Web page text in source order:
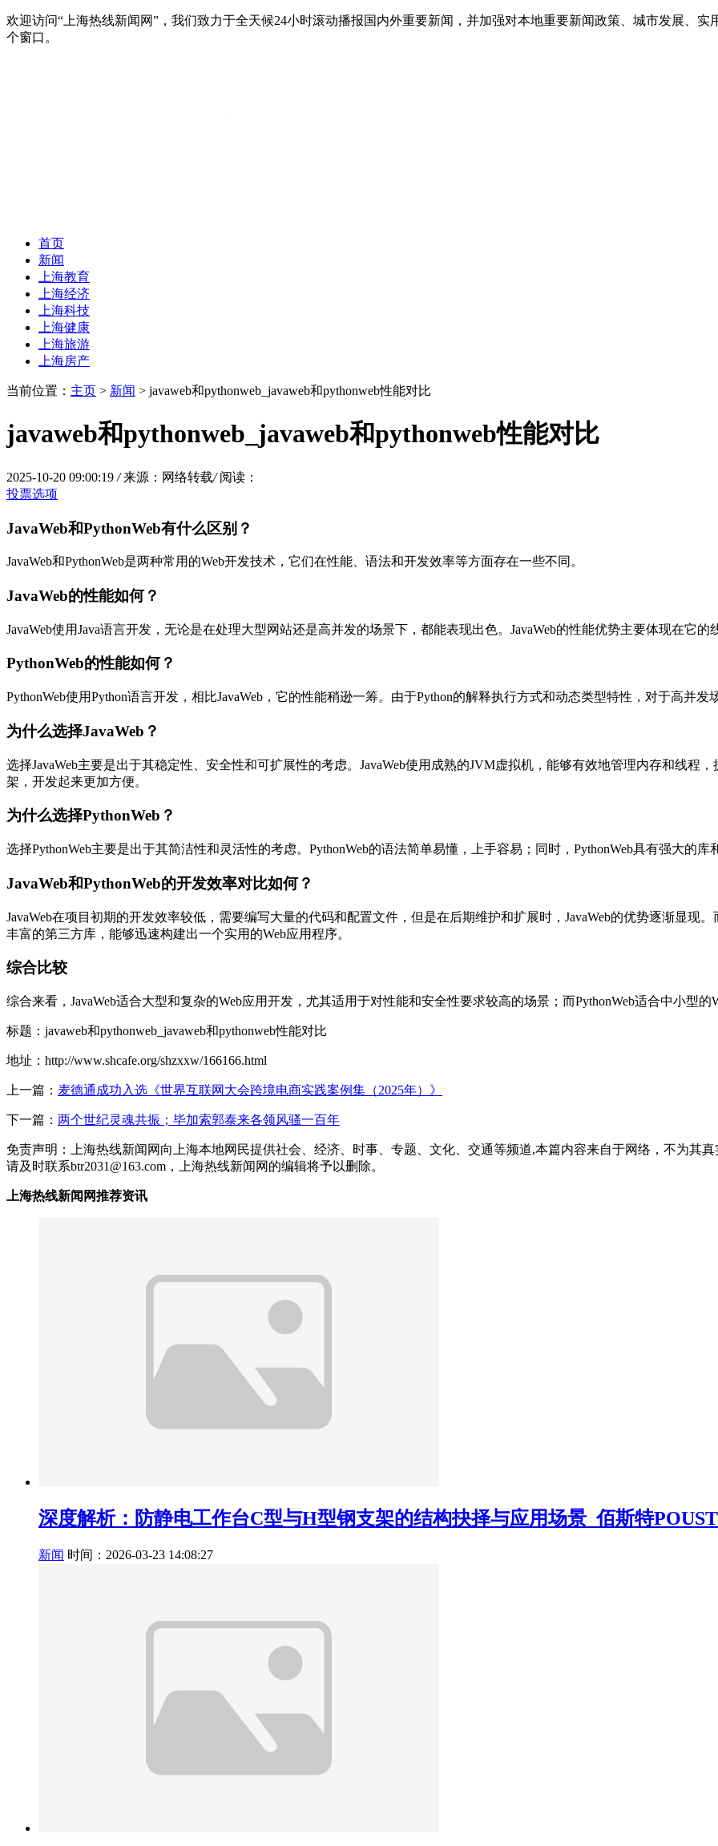
欢迎访问“上海热线新闻网”，我们致力于全天候24小时滚动播报国内外重要新闻，并加强对本地重要新闻政策、城市发展、
个窗口。
首页
新闻
上海教育
上海经济
上海科技
上海健康
上海旅游
上海房产
当前位置： 主页 > 新闻 > javaweb和pythonweb_javaweb和pythonweb性能对比
javaweb和pythonweb_javaweb和pythonweb性能对比
2025-10-20 09:00:19 / 来源：网络转载/ 阅读：
投票选项
JavaWeb和PythonWeb有什么区别？
JavaWeb和PythonWeb是两种常用的Web开发技术，它们在性能、语法和开发效率等方面存在一些不同。
JavaWeb的性能如何？
JavaWeb使用Java语言开发，无论是在处理大型网站还是高并发的场景下，都能表现出色。JavaWeb的性能优势主要体现在它
PythonWeb的性能如何？
PythonWeb使用Python语言开发，相比JavaWeb，它的性能稍逊一筹。由于Python的解释执行方式和动态类型特性，对于高并
为什么选择JavaWeb？
选择JavaWeb主要是出于其稳定性、安全性和可扩展性的考虑。JavaWeb使用成熟的JVM虚拟机，能够有效地管理内存和线程
架，开发起来更加方便。
为什么选择PythonWeb？
选择PythonWeb主要是出于其简洁性和灵活性的考虑。PythonWeb的语法简单易懂，上手容易；同时，PythonWeb具有强大的
JavaWeb和PythonWeb的开发效率对比如何？
JavaWeb在项目初期的开发效率较低，需要编写大量的代码和配置文件，但是在后期维护和扩展时，JavaWeb的优势逐渐显现
丰富的第三方库，能够迅速构建出一个实用的Web应用程序。
综合比较
综合来看，JavaWeb适合大型和复杂的Web应用开发，尤其适用于对性能和安全性要求较高的场景；而PythonWeb适合中小型
标题：javaweb和pythonweb_javaweb和pythonweb性能对比
地址：http://www.shcafe.org/shzxxw/166166.html
上一篇： 麦德通成功入选《世界互联网大会跨境电商实践案例集（2025年）》
下一篇： 两个世纪灵魂共振；毕加索郭泰来各领风骚一百年
免责声明：上海热线新闻网向上海本地网民提供社会、经济、时事、专题、文化、交通等频道,本篇内容来自于网络，不为其
请及时联系btr2031@163.com，上海热线新闻网的编辑将予以删除。
上海热线新闻网推荐资讯
深度解析：防静电工作台C型与H型钢支架的结构抉择与应用场景_佰斯特
新闻 时间：2026-03-23 14:08:27